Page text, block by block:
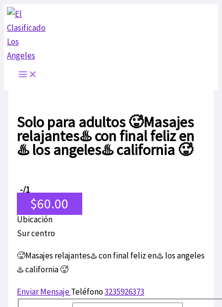
Ir
al
contenido
Solo para adultos 🥵Masajes
relajantes♨️ con final feliz en
♨️ los angeles♨️ california 🥵
-/1
$60.00
Ubicación
Sur centro
🥵Masajes relajantes♨️ con final feliz en♨️ los angeles
♨️ california 🥵
Enviar MensajeTeléfono3235926373